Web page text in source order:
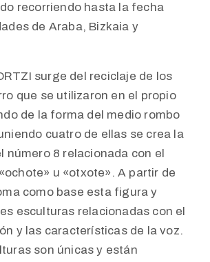
recorriendo hasta la fecha
de Araba, Bizkaia y
surge del reciclaje de los
que se utilizaron en el propio
de la forma del medio rombo
cuatro de ellas se crea la
número 8 relacionada con el
u «otxote». A partir de
como base esta figura y
esculturas relacionadas con el
y las características de la voz.
son únicas y están